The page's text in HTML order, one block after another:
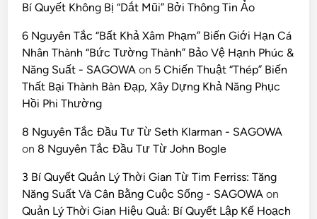
Bí Quyết Không Bị “Dắt Mũi” Bởi Thông Tin Ảo
6 Nguyên Tắc “Bất Khả Xâm Phạm” Biến Giới Hạn Cá
Nhân Thành “Bức Tường Thành” Bảo Vệ Hạnh Phúc &
Năng Suất - SAGOWA on 5 Chiến Thuật “Thép” Biến
Thất Bại Thành Bàn Đạp, Xây Dựng Khả Năng Phục
Hồi Phi Thường
8 Nguyên Tắc Đầu Tư Từ Seth Klarman - SAGOWA
on 8 Nguyên Tắc Đầu Tư Từ John Bogle
3 Bí Quyết Quản Lý Thời Gian Từ Tim Ferriss: Tăng
Năng Suất Và Cân Bằng Cuộc Sống - SAGOWA on
Quản Lý Thời Gian Hiệu Quả: Bí Quyết Lập Kế Hoạch